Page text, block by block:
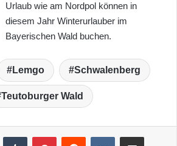
Urlaub wie am Nordpol können in
diesem Jahr Winterurlauber im
Bayerischen Wald buchen.
Lemgo Schwalenberg
Teutoburger Wald